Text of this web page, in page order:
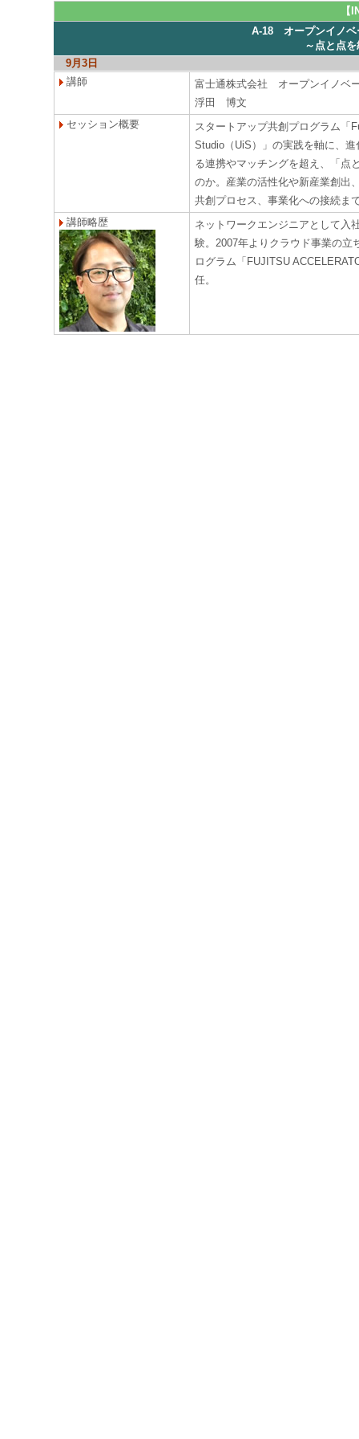
【
A-18 オープンイノベ
～点と点
9月3日
講師
富士通株式会社 オープンイノベ
浮田 博文
セッション概要
スタートアップ共創プログラム「
Studio（UiS）」の実践を軸に、
る連携やマッチングを超え、「点
のか。産業の活性化や新産業創出
共創プロセス、事業化への接続ま
講師略歴
ネットワークエンジニアとして入
験。2007年よりクラウド事業の立
ログラム「FUJITSU
任。